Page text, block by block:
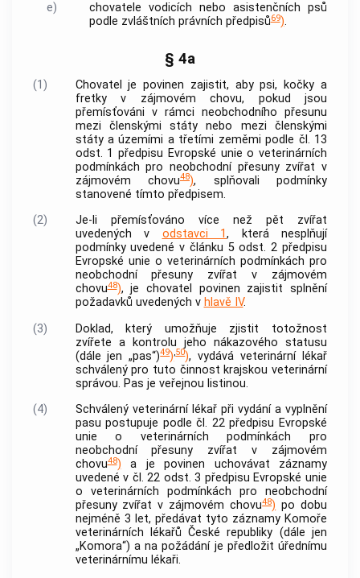
e) chovatele vodicích nebo asistenčních psů
podle zvláštních právních předpisů69).
§ 4a
(1) Chovatel
je povinen zajistit, aby psi, kočky a
fretky v zájmovém chovu, pokud jsou
přemísťováni v rámci neobchodního přesunu
mezi členskými státy nebo mezi členskými
státy a územími a třetími zeměmi podle čl. 13
odst. 1 předpisu Evropské unie o veterinárních
podmínkách pro neobchodní přesuny zvířat v
zájmovém chovu48), splňovali podmínky
stanovené tímto předpisem.
(2)
Je-li přemísťováno více než pět zvířat
uvedených v odstavci 1, která nesplňují
podmínky uvedené v článku 5 odst. 2 předpisu
Evropské unie o veterinárních podmínkách pro
neobchodní přesuny zvířat v zájmovém
chovu48), je chovatel
povinen zajistit splnění
požadavků uvedených v hlavě IV.
(3)
Doklad, který umožňuje zjistit totožnost
zvířete a kontrolu jeho nákazového statusu
(dále jen „pas“)49),50), vydává veterinární lékař
schválený pro tuto činnost krajskou veterinární
správou. Pas je veřejnou listinou.
(4)
Schválený veterinární lékařpři vydání a vyplnění
pasu postupuje podle čl. 22 předpisu Evropské
unie o veterinárních podmínkách pro
neobchodní přesuny zvířat v zájmovém
chovu48) a je povinen uchovávat záznamy
uvedené v čl. 22 odst. 3 předpisu Evropské unie
o veterinárních podmínkách pro neobchodní
přesuny zvířat v zájmovém chovu48) po dobu
nejméně 3 let, předávat tyto záznamy Komoře
veterinárních lékařů České republiky (dále jen
„Komora“) a na požádání je předložit úřednímu
veterinárnímu lékaři.